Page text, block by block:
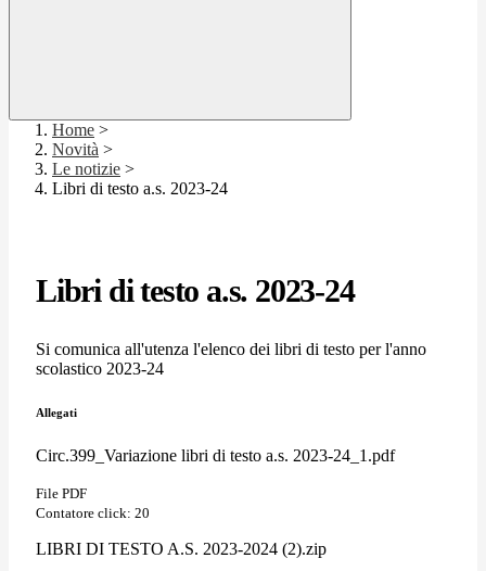
Home >
Novità >
Le notizie >
Libri di testo a.s. 2023-24
Libri di testo a.s. 2023-24
Si comunica all'utenza l'elenco dei libri di testo per l'anno
scolastico 2023-24
Allegati
Circ.399_Variazione libri di testo a.s. 2023-24_1.pdf
File PDF
Contatore click: 20
LIBRI DI TESTO A.S. 2023-2024 (2).zip